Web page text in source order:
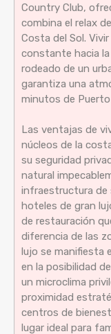
Country Club,
combina el relax
Costa del Sol.
constante hacia la
rodeado de un
garantiza una
minutos de Puerto
Las ventajas de
núcleos de la
su seguridad
natural
infraestructura de
hoteles de gran
de restauración
diferencia de las
lujo se manifiesta
en la posibilidad
un microclima
proximidad
centros de
lugar ideal para